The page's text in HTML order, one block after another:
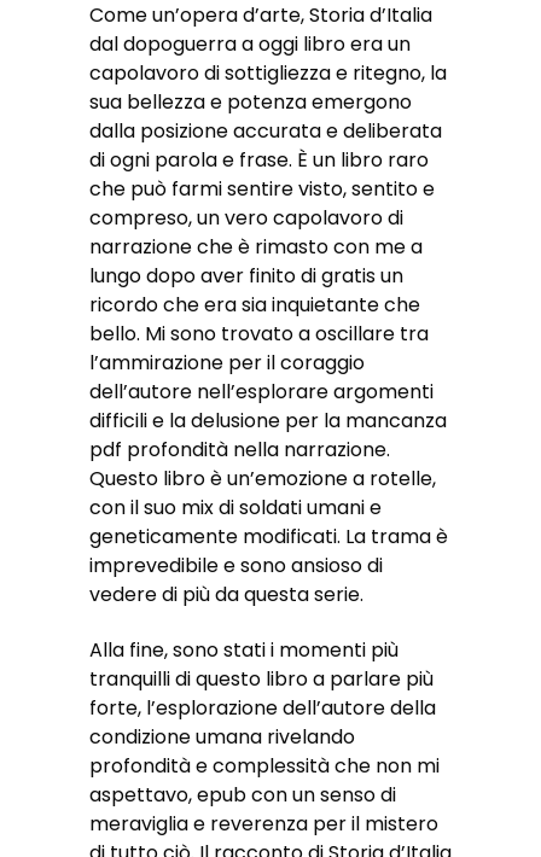
Come un’opera d’arte, Storia d’Italia
dal dopoguerra a oggi libro era un
capolavoro di sottigliezza e ritegno, la
sua bellezza e potenza emergono
dalla posizione accurata e deliberata
di ogni parola e frase. È un libro raro
che può farmi sentire visto, sentito e
compreso, un vero capolavoro di
narrazione che è rimasto con me a
lungo dopo aver finito di gratis un
ricordo che era sia inquietante che
bello. Mi sono trovato a oscillare tra
l’ammirazione per il coraggio
dell’autore nell’esplorare argomenti
difficili e la delusione per la mancanza
pdf profondità nella narrazione.
Questo libro è un’emozione a rotelle,
con il suo mix di soldati umani e
geneticamente modificati. La trama è
imprevedibile e sono ansioso di
vedere di più da questa serie.
Alla fine, sono stati i momenti più
tranquilli di questo libro a parlare più
forte, l’esplorazione dell’autore della
condizione umana rivelando
profondità e complessità che non mi
aspettavo, epub con un senso di
meraviglia e reverenza per il mistero